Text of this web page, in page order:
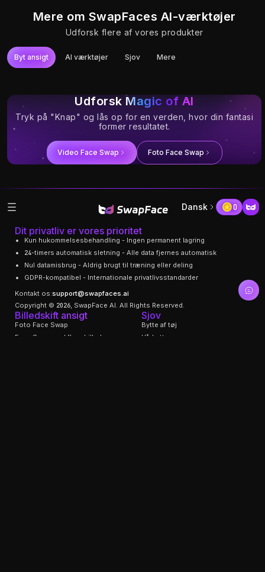
Mere om SwapFaces AI-værktøjer
Udforsk flere af vores produkter
Byt ansigt AI værktøjer Sjov Mere
Try It Try It
Try It Try It
Udforsk Magic of AI
Tryk på "Knap" og lås op for en verden, hvor din fantasi
former resultatet.
Video Face Swap Foto Face Swap
Dansk 0
Dit privatliv er vores prioritet
Kun hukommelsesbehandling - Ingen permanent lagring
24-timers automatisk sletning - Alle data fjernes automatisk
Nul datamisbrug - Aldrig brugt til træning eller deling
GDPR-kompatibel - Internationale privatlivsstandarder
Kontakt os:support@swapfaces.ai
Copyright © 2026, SwapFace AI. All Rights Reserved.
Billedskift ansigt
Foto Face Swap
Face Swap med flere billeder
Sjov
Bytte af tøj
Hårbytter